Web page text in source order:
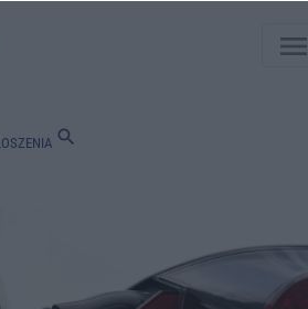
search